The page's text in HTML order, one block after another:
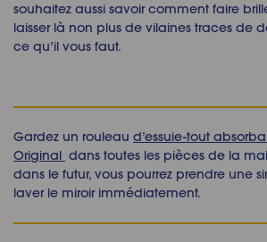
souhaitez aussi savoir comment faire
laisser là non plus de vilaines traces de
ce qu’il vous faut.
Gardez un rouleau d’essuie-tout
Original dans toutes les pièces de la
dans le futur, vous pourrez prendre une
laver le miroir immédiatement.